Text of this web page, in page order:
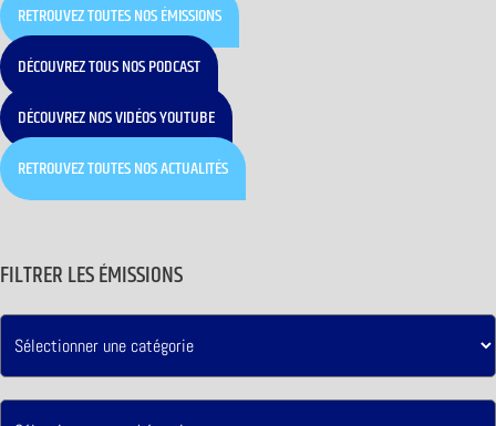
RETROUVEZ TOUTES NOS ÉMISSIONS
DÉCOUVREZ TOUS NOS PODCAST
DÉCOUVREZ NOS VIDÉOS YOUTUBE
RETROUVEZ TOUTES NOS ACTUALITÉS
FILTRER LES ÉMISSIONS